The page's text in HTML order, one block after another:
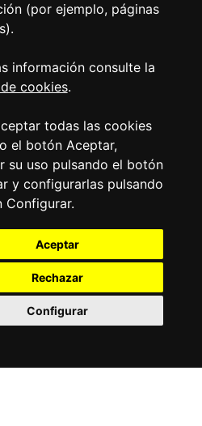
(por ejemplo, páginas
información consulte la
cookies.
todas las cookies
el botón Aceptar,
su uso pulsando el botón
y configurarlas pulsando
Configurar.
Aceptar
Rechazar
Configurar